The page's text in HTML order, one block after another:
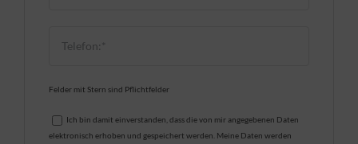
Felder mit Stern sind Pflichtfelder
Ich bin damit einverstanden, dass die von mir angegebenen Daten
elektronisch erhoben und gespeichert werden. Meine Daten werden